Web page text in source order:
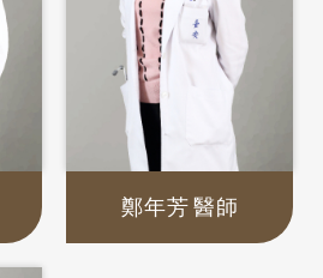
鄭年芳醫師